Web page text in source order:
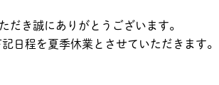
だき誠にありがとうございます。
日程を夏季休業とさせていただきます。